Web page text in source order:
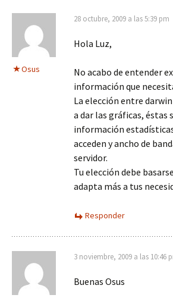
Osus
28 octubre, 2009 a las 5:39 pm
Hola Luz,
No acabo de entender
información que
La elección entre
a dar las gráficas, éstas
información
acceden y ancho de
servidor.
Tu elección debe
adapta más a tus
Responder
3 noviembre, 2009 a las 10:46
Buenas Osus